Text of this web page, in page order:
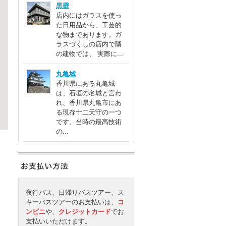
黒壁
店内にはガラスを使っ
た日用品から、工芸的
な物まであります。ガ
ラスづくしの店内で隣
の建物では、 実際に...
丸亀城
香川県にある丸亀城
は、石垣の名城と言わ
れ、香川県丸亀市にあ
る現存十二天守の一つ
です。当時の最高技術
の...
夜行バス、日帰りバスツアー、ス
キーバスツアーのお支払いは、
コ
ンビニや、 クレジットカードでお
支払いいただけます。